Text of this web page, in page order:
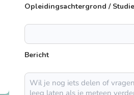
Opleidingsachtergrond / Studie
Bericht